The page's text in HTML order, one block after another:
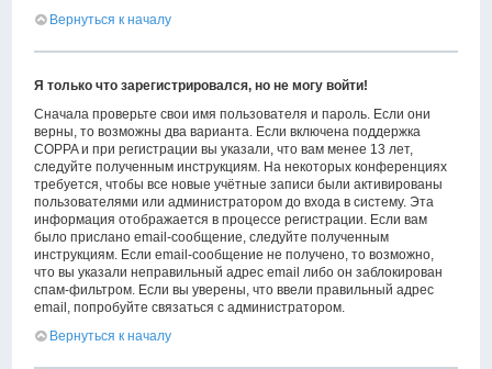
Вернуться к началу
Я только что зарегистрировался, но не могу войти!
Сначала проверьте свои имя пользователя и пароль. Если они
верны, то возможны два варианта. Если включена поддержка
COPPA и при регистрации вы указали, что вам менее 13 лет,
следуйте полученным инструкциям. На некоторых конференциях
требуется, чтобы все новые учётные записи были активированы
пользователями или администратором до входа в систему. Эта
информация отображается в процессе регистрации. Если вам
было прислано email-сообщение, следуйте полученным
инструкциям. Если email-сообщение не получено, то возможно,
что вы указали неправильный адрес email либо он заблокирован
спам-фильтром. Если вы уверены, что ввели правильный адрес
email, попробуйте связаться с администратором.
Вернуться к началу